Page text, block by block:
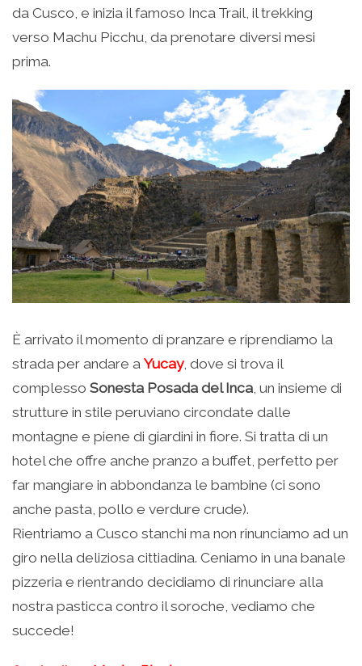
da Cusco, e inizia il famoso Inca Trail, il trekking
verso Machu Picchu, da prenotare diversi mesi
prima.
È arrivato il momento di pranzare e riprendiamo la
strada per andare a Yucay, dove si trova il
complesso Sonesta Posada del Inca, un insieme di
strutture in stile peruviano circondate dalle
montagne e piene di giardini in fiore. Si tratta di un
hotel che offre anche pranzo a buffet, perfetto per
far mangiare in abbondanza le bambine (ci sono
anche pasta, pollo e verdure crude).
Rientriamo a Cusco stanchi ma non rinunciamo ad un
giro nella deliziosa cittiadina. Ceniamo in una banale
pizzeria e rientrando decidiamo di rinunciare alla
nostra pasticca contro il soroche, vediamo che
succede!